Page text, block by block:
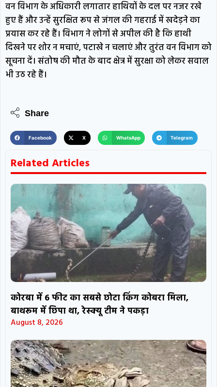
वन विभाग के अधिकारी लगातार हाथियों के दल पर नजर रखे
हुए हैं और उन्हें सुरक्षित रूप से जंगल की गहराई में खदेड़ने का
प्रयास कर रहे हैं। विभाग ने लोगों से अपील की है कि हाथी
दिखने पर शोर न मचाएं, पटाखे न चलाएं और तुरंत वन विभाग को
सूचना दें। संतोष की मौत के बाद क्षेत्र में सुरक्षा को लेकर सवाल
भी उठ रहे हैं।
Share
Facebook X WhatsApp Telegram
Related Articles
कोरबा में 6 फीट का सबसे छोटा किंग कोबरा मिला,
बाथरूम में छिपा था, रेस्क्यू टीम ने पकड़ा
August 8, 2026